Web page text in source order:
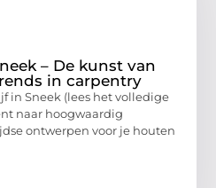
– De kunst van
in carpentry
in Sneek (lees het volledige
naar hoogwaardig
ontwerpen voor je houten